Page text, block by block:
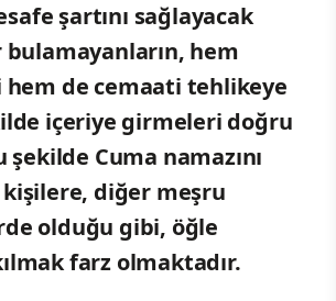
şartını sağlayacak
hem
de cemaati tehlikeye
içeriye girmeleri doğru
şekilde Cuma namazını
kişilere, diğer meşru
olduğu gibi, öğle
farz olmaktadır.